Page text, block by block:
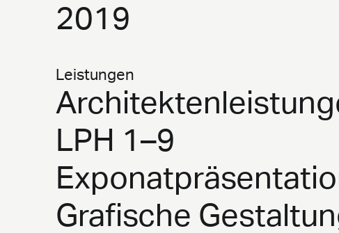
2019
Leistungen
LPH 1–9
Grafische